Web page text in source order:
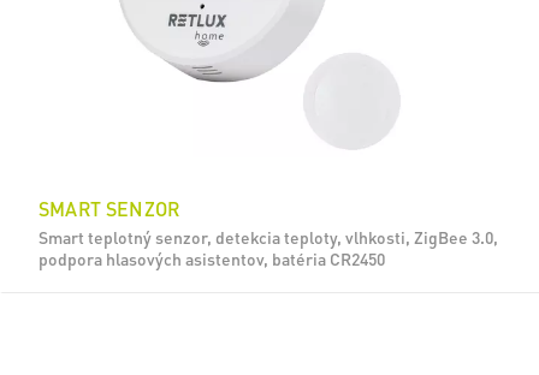
SMART SENZOR
Smart teplotný senzor, detekcia teploty, vlhkosti, ZigBee 3.0,
podpora hlasových asistentov, batéria CR2450